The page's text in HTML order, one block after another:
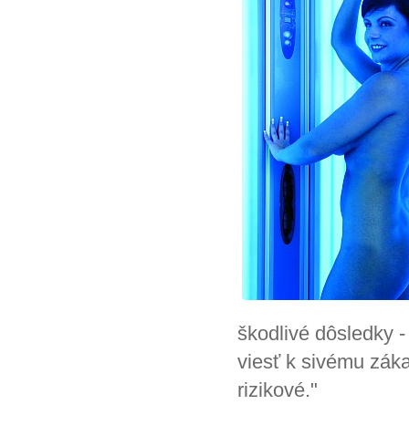
škodlivé dôsledky
viesť k sivému
rizikové."